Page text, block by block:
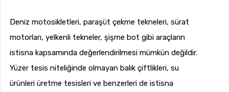
Deniz motosikletleri, paraşüt çekme tekneleri, sürat
motorları, yelkenli tekneler, şişme bot gibi araçların
istisna kapsamında değerlendirilmesi mümkün değildir.
Yüzer tesis niteliğinde olmayan balık çiftlikleri, su
ürünleri üretme tesisleri ve benzerleri de istisna